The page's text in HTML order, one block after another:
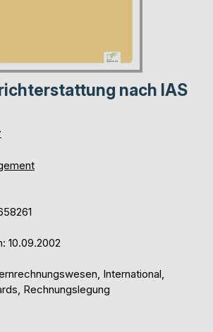
nach IAS
10.09.2002
International,
Rechnungslegung